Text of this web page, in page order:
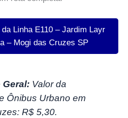
Linha E110 – Jardim Layr
– Mogi das Cruzes SP
Geral: Valor da
Ônibus Urbano em
R$ 5,30.